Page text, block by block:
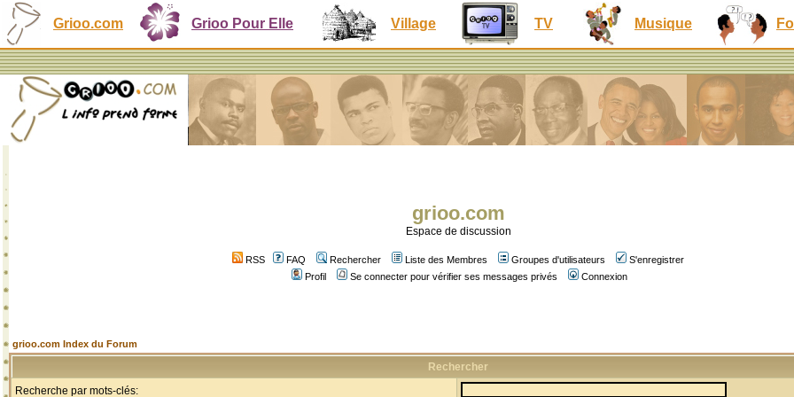
Grioo.com Grioo Pour Elle Village TV Musique
grioo.com
Espace de discussion
RSS FAQ Rechercher Liste des Membres Groupes d'utilisateurs
S'enregistrer
Profil
Se connecter pour vérifier ses messages privés Connexion
grioo.com Index du Forum
Rechercher
Recherche par mots-clés: